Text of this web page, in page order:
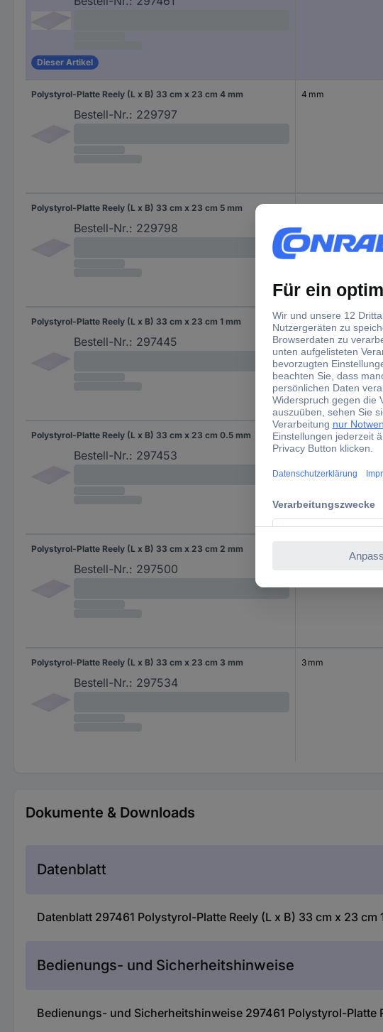
Dieser Artikel
Polystyrol-Platte Reely (L x B) 33 cm x 23 cm 4 mm
Bestell-Nr.: 229797
4 mm
Polystyrol-Platte Reely (L x B) 33 cm x 23 cm 5 mm
Bestell-Nr.: 229798
5 mm
Polystyrol-Platte Reely (L x B) 33 cm x 23 cm 1 mm
Bestell-Nr.: 297445
1 mm
Polystyrol-Platte Reely (L x B) 33 cm x 23 cm 0.5 mm
Bestell-Nr.: 297453
0.5 mm
Polystyrol-Platte Reely (L x B) 33 cm x 23 cm 2 mm
Bestell-Nr.: 297500
Polystyrol-Platte Reely (L x B) 33 cm x 23 cm 3 mm
Bestell-Nr.: 297534
3 mm
Dokumente & Downloads
Datenblatt
Datenblatt 297461 Polystyrol-Platte Reely (L x B) 33 cm x 23 cm
Bedienungs- und Sicherheitshinweise
Bedienungs- und Sicherheitshinweise 297461 Polystyrol-Platte